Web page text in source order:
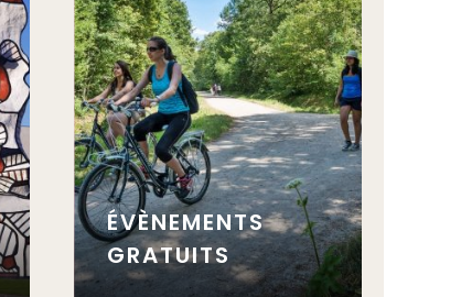
ÉVÈNEMENTS
GRATUITS